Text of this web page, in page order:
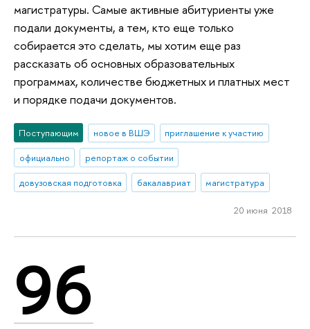
магистратуры. Самые активные абитуриенты уже
подали документы, а тем, кто еще только
собирается это сделать, мы хотим еще раз
рассказать об основных образовательных
программах, количестве бюджетных и платных мест
и порядке подачи документов.
Поступающим новое в ВШЭ
приглашение к участию
официально
репортаж о событии
довузовская подготовка
бакалавриат магистратура
20 июня 2018
96